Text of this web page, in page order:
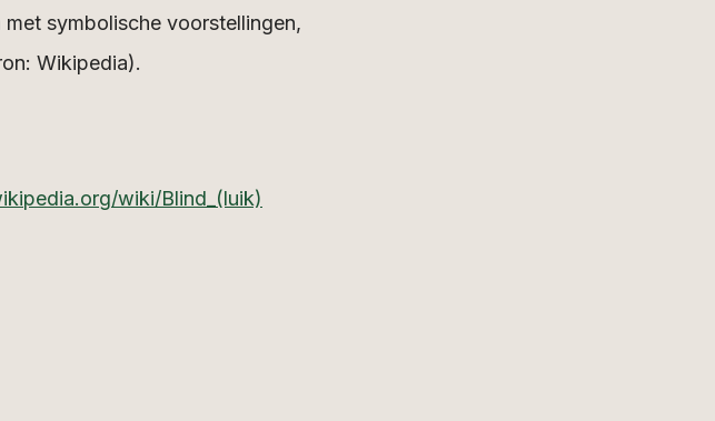
symbolische voorstellingen,
Wikipedia).
wiki/Blind_(luik)